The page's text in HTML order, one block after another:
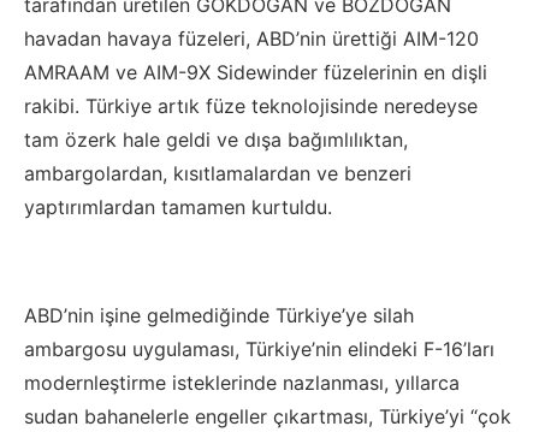
havadan havaya füzeleri, ABD’nin ürettiği AIM-120
AMRAAM ve AIM-9X Sidewinder füzelerinin en dişli
rakibi. Türkiye artık füze teknolojisinde neredeyse
tam özerk hale geldi ve dışa bağımlılıktan,
ambargolardan, kısıtlamalardan ve benzeri
yaptırımlardan tamamen kurtuldu.
ABD’nin işine gelmediğinde Türkiye’ye silah
ambargosu uygulaması, Türkiye’nin elindeki F-16’ları
modernleştirme isteklerinde nazlanması, yıllarca
sudan bahanelerle engeller çıkartması, Türkiye’yi “çok